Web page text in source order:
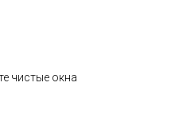
чистые окна